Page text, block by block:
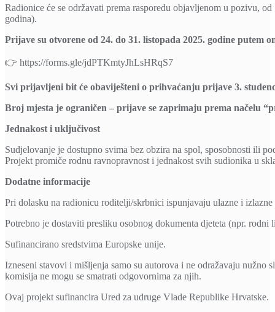
Radionice će se održavati prema rasporedu objavljenom u pozivu,
godina).
Prijave su otvorene od 24. do 31. listopada 2025. godine putem
👉 https://forms.gle/jdPTKmtyJhLsHRqS7
Svi prijavljeni bit će obaviješteni o prihvaćanju prijave 3.
Broj mjesta je ograničen – prijave se zaprimaju prema načelu
Jednakost i uključivost
Sudjelovanje je dostupno svima bez obzira na spol, sposobnosti ili
Projekt promiče rodnu ravnopravnost i jednakost svih sudionika u
Dodatne informacije
Pri dolasku na radionicu roditelji/skrbnici ispunjavaju ulazne i
Potrebno je dostaviti presliku osobnog dokumenta djeteta (npr.
Sufinancirano sredstvima Europske unije.
Izneseni stavovi i mišljenja samo su autorova i ne odražavaju
komisija ne mogu se smatrati odgovornima za njih.
Ovaj projekt sufinancira Ured za udruge Vlade Republike Hrvatske.